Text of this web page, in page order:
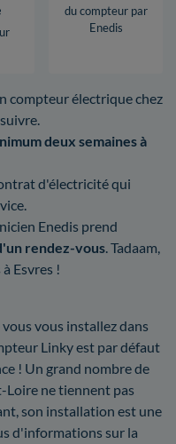
du compteur par
Enedis
compteur électrique chez
deux semaines à
d'électricité qui
Enedis prend
rendez-vous. Tadaam,
Esvres !
vous installez dans
Linky est par défaut
! Un grand nombre de
ne tiennent pas
son installation est une
d'informations sur la